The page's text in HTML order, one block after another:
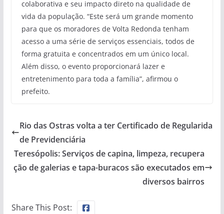
colaborativa e seu impacto direto na qualidade de
vida da população. “Este será um grande momento
para que os moradores de Volta Redonda tenham
acesso a uma série de serviços essenciais, todos de
forma gratuita e concentrados em um único local.
Além disso, o evento proporcionará lazer e
entretenimento para toda a família”, afirmou o
prefeito.
Rio das Ostras volta a ter Certificado de Regularida
de Previdenciária
Teresópolis: Serviços de capina, limpeza, recupera
ção de galerias e tapa-buracos são executados em
diversos bairros
Share This Post: